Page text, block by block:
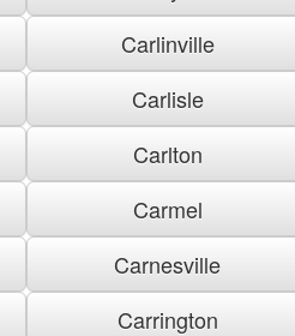
Carlinville
Carlisle
Carlton
Carmel
Carnesville
Carrington